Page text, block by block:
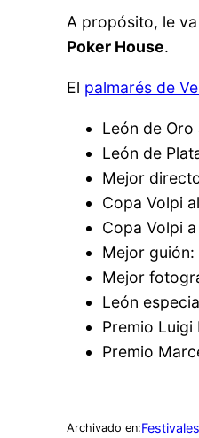
A propósito, le
Poker House.
El palmarés de
León de
León de
Mejor
Copa Volpi
Copa Volpi
Mejor guión:
Mejor
León
Premio Luigi
Premio
Archivado en: